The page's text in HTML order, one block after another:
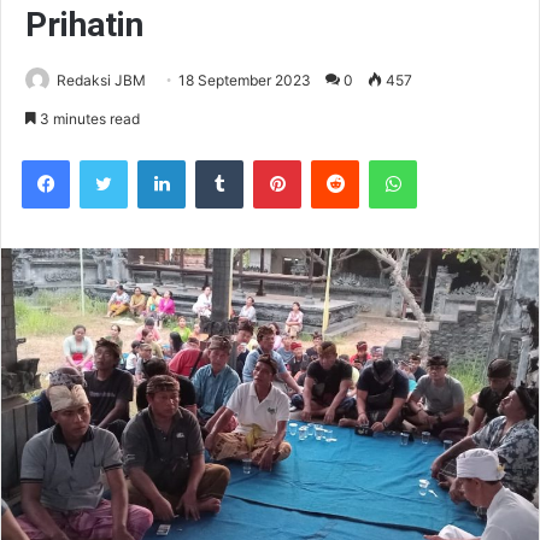
Prihatin
Redaksi JBM 18 September 2023 0 457
3 minutes read